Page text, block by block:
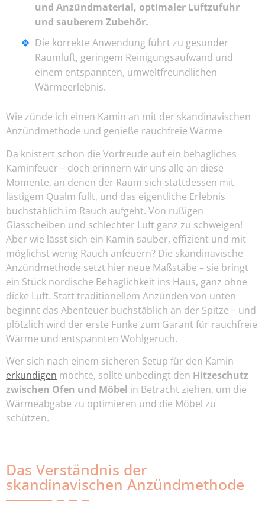
und Anzündmaterial, optimaler Luftzufuhr
und sauberem Zubehör.
Die korrekte Anwendung führt zu gesunder
Raumluft, geringem Reinigungsaufwand und
einem entspannten, umweltfreundlichen
Wärmeerlebnis.
Wie zünde ich einen Kamin an mit der skandinavischen
Anzündmethode und genieße rauchfreie Wärme
Da knistert schon die Vorfreude auf ein behagliches
Kaminfeuer – doch erinnern wir uns alle an diese
Momente, an denen der Raum sich stattdessen mit
lästigem Qualm füllt, und das eigentliche Erlebnis
buchstäblich im Rauch aufgeht. Von rußigen
Glasscheiben und schlechter Luft ganz zu schweigen!
Aber wie lässt sich ein Kamin sauber, effizient und mit
möglichst wenig Rauch anfeuern? Die skandinavische
Anzündmethode setzt hier neue Maßstäbe – sie bringt
ein Stück nordische Behaglichkeit ins Haus, ganz ohne
dicke Luft. Statt traditionellem Anzünden von unten
beginnt das Abenteuer buchstäblich an der Spitze – und
plötzlich wird der erste Funke zum Garant für rauchfreie
Wärme und entspannten Wohlgeruch.
Wer sich nach einem sicheren Setup für den Kamin
erkundigen möchte, sollte unbedingt den Hitzeschutz
zwischen Ofen und Möbel in Betracht ziehen, um die
Wärmeabgabe zu optimieren und die Möbel zu
schützen.
Das Verständnis der
skandinavischen Anzündmethode